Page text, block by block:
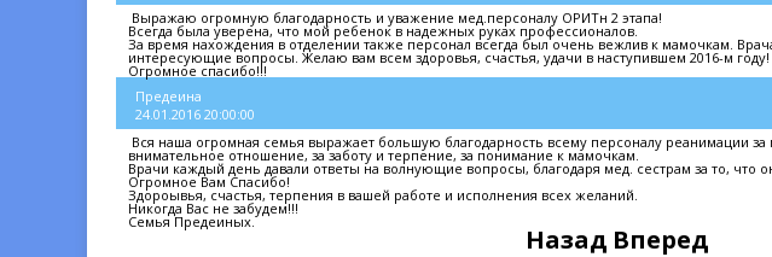
Выражаю огромную благодарность и уважение мед.персоналу ОРИТн 2 этапа!
Всегда была уверена, что мой ребенок в надежных руках профессионалов.
За время нахождения в отделении также персонал всегда был очень вежлив к мамочкам.
интересующие вопросы. Желаю вам всем здоровья, счастья, удачи в наступившем 2016-м году!
Огромное спасибо!!!
Предеина
24.01.2016 20:00:00
Вся наша огромная семья выражает большую благодарность всему персоналу реанимации
внимательное отношение, за заботу и терпение, за понимание к мамочкам.
Врачи каждый день давали ответы на волнующие вопросы, благодаря мед. сестрам за то, что
Огромное Вам Спасибо!
Здороывья, счастья, терпения в вашей работе и исполнения всех желаний.
Никогда Вас не забудем!!!
Семья Предеиных.
Назад Вперед